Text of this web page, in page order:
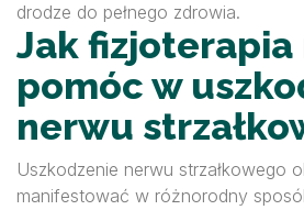
drodze do pełnego zdrowia.
Jak fizjoterapia
pomóc w
nerwu
Uszkodzenie nerwu strzałkowego
manifestować w różnorodny